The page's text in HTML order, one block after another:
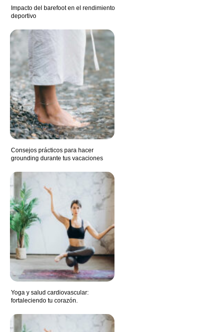
Impacto del barefoot en el rendimiento
deportivo
Consejos prácticos para hacer
grounding durante tus vacaciones
Yoga y salud cardiovascular:
fortaleciendo tu corazón.